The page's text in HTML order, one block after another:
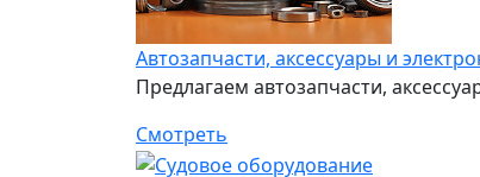
Автозапчасти, аксессуары и
Предлагаем автозапчасти,
Смотреть